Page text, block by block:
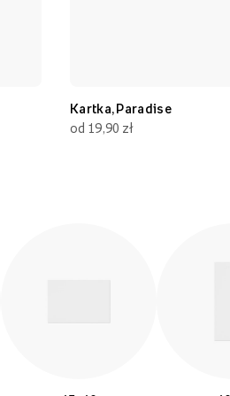
Kartka, Paradise
od 19,90 zł